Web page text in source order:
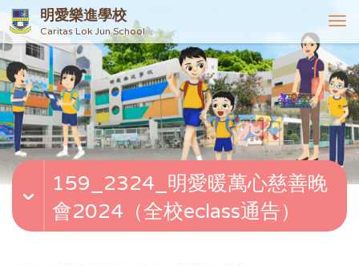
明愛樂進學校
Caritas Lok Jun School
T
o
g
g
l
e
n
v
159_2324_明愛暖萬心慈善晚
會2024（全校eclass通告）